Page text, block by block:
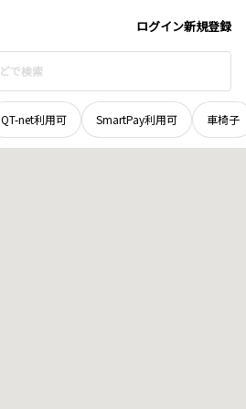
ログイン新規登録
QT-net利用可 SmartPay利用可 車椅子